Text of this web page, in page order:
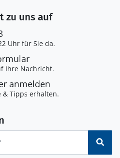
zu uns auf
Uhr für Sie da.
Ihre Nachricht.
anmelden
& Tipps erhalten.